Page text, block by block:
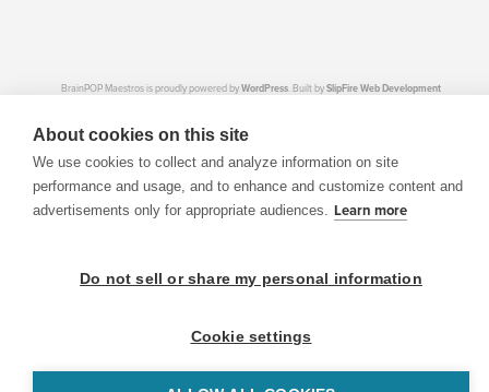
BrainPOP Maestros is proudly powered byWordPress. Built bySlipFire Web Development
About cookies on this site
We use cookies to collect and analyze information on site
performance and usage, and to enhance and customize content and
advertisements only for appropriate audiences. Learn more
Do not sell or share my personal information
Cookie settings